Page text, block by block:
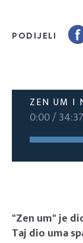
PODIJELI
ZEN UM I
0:00/34:37
"Zen um" je
Taj dio uma